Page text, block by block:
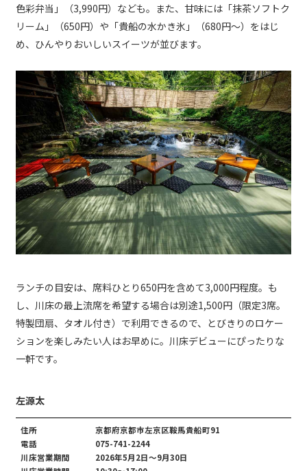
色彩弁当」（3,990円）なども。また、甘味には「抹茶ソフトク
リーム」（650円）や「貴船の水かき氷」（680円～）をはじ
め、ひんやりおいしいスイーツが並びます。
ランチの目安は、席料ひとり650円を含めて3,000円程度。も
し、川床の最上流席を希望する場合は別途1,500円（限定3席。
特製団扇、タオル付き）で利用できるので、とびきりのロケー
ションを楽しみたい人はお早めに。川床デビューにぴったりな
一軒です。
左源太
住所
京都府京都市左京区鞍馬貴船町91
電話
075-741-2244
川床営業期間
2026年5月2日～9月30日